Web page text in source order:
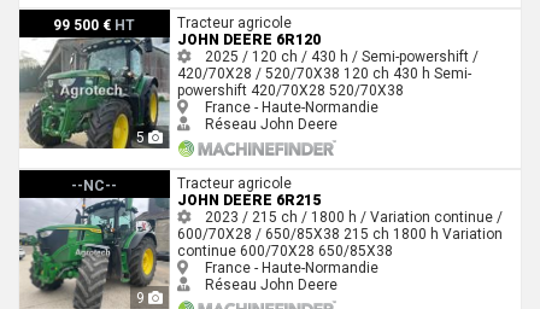
99 500 € HT
5
John Deere 6R120
Tracteur agricole
JOHN DEERE 6R120
2025 / 120 ch / 430 h / Semi-powershift /
420/70X28 / 520/70X38 120 ch 430 h Semi-
powershift 420/70X28 520/70X38
France - Haute-Normandie
Réseau John Deere
--NC--
9
John Deere 6R215
Tracteur agricole
JOHN DEERE 6R215
2023 / 215 ch / 1800 h / Variation continue /
600/70X28 / 650/85X38 215 ch 1800 h Variation
continue 600/70X28 650/85X38
France - Haute-Normandie
Réseau John Deere